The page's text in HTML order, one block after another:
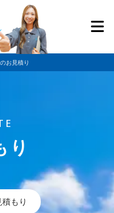
お見積り
り
もり